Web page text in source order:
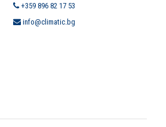
+359 896 82 17 53
info@climatic.bg